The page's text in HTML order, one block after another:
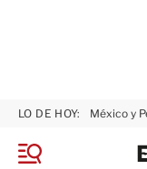
M
LO DE HOY: México y